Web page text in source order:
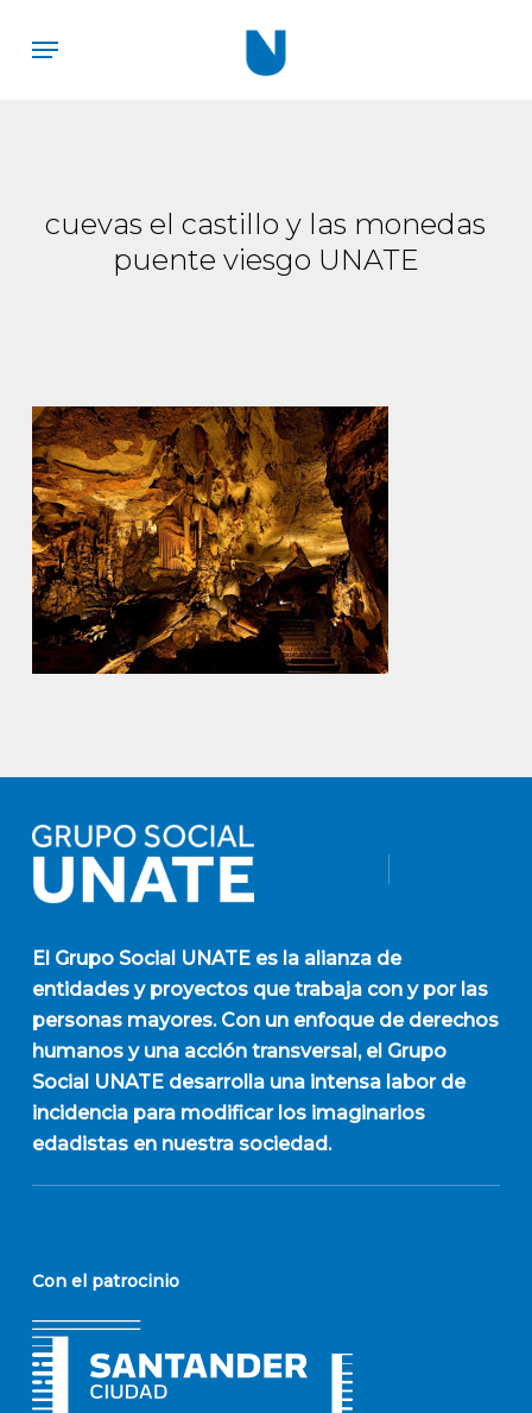
Menu
cuevas el castillo y las monedas
puente viesgo UNATE
El Grupo Social UNATEes la alianza de
entidades y proyectos que trabaja con y por las
personas mayores. Con un enfoque de derechos
humanos y una acción transversal, el Grupo
Social UNATE desarrolla una intensa labor de
incidencia para modificar los imaginarios
edadistas en nuestra sociedad.
Con el patrocinio